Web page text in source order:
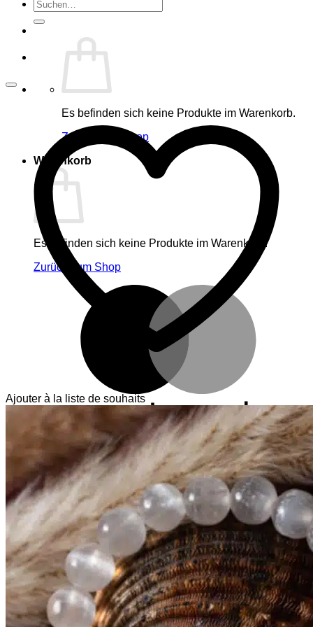
Suche
nach:
Es befinden sich keine Produkte im Warenkorb.
Zurück zum Shop
Warenkorb
Es befinden sich keine Produkte im Warenkorb.
Zurück zum Shop
Ajouter à la liste de souhaits